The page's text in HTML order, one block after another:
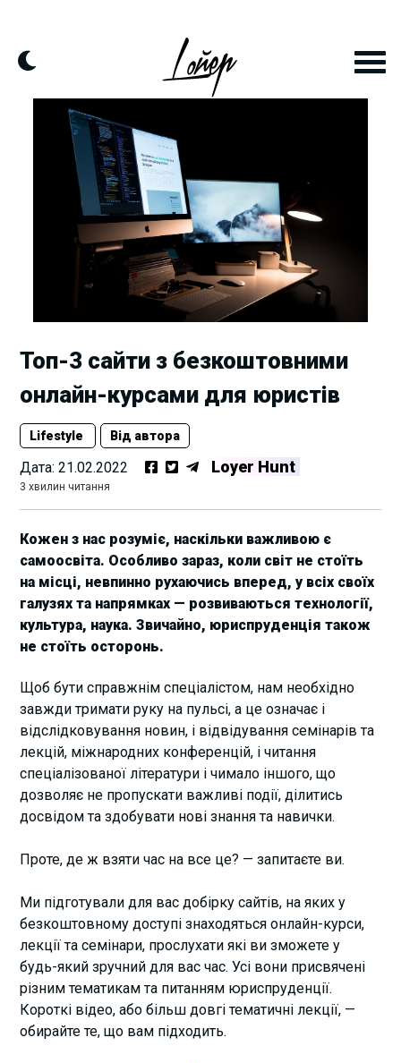
content
Топ-3 сайти з безкоштовними
онлайн-курсами для юристів
Lifestyle Від автора
Дата:21.02.2022 Loyer Hunt
3 хвилин читання
Кожен з нас розуміє, наскільки важливою є
самоосвіта. Особливо зараз, коли світ не стоїть
на місці, невпинно рухаючись вперед, у всіх своїх
галузях та напрямках — розвиваються технології,
культура, наука. Звичайно, юриспруденція також
не стоїть осторонь.
Щоб бути справжнім спеціалістом, нам необхідно
завжди тримати руку на пульсі, а це означає і
відслідковування новин, і відвідування семінарів та
лекцій, міжнародних конференцій, і читання
спеціалізованої літератури і чимало іншого, що
дозволяє не пропускати важливі події, ділитись
досвідом та здобувати нові знання та навички.
Проте, де ж взяти час на все це? — запитаєте ви.
Ми підготували для вас добірку сайтів, на яких у
безкоштовному доступі знаходяться онлайн-курси,
лекції та семінари, прослухати які ви зможете у
будь-який зручний для вас час. Усі вони присвячені
різним тематикам та питанням юриспруденції.
Короткі відео, або більш довгі тематичні лекції, —
обирайте те, що вам підходить.